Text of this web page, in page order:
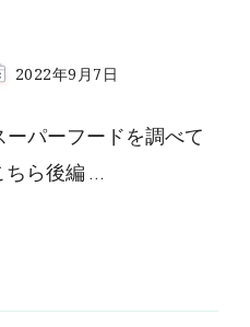
2022年9月7日
パーフードを調べて
ちら後編 …